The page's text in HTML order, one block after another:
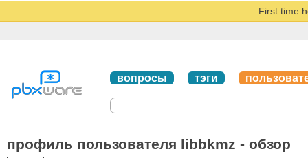
First time
вопросы тэги
профиль пользователя libbkmz - обзор